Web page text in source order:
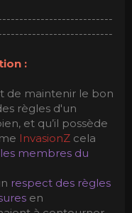
:
de maintenir le bon
règles d'un
et qu’il possède
InvasionZ cela
membres du
respect des règles
en